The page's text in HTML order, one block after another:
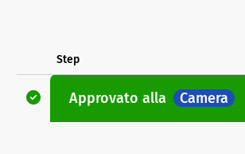
Step
Approvato alla Camera